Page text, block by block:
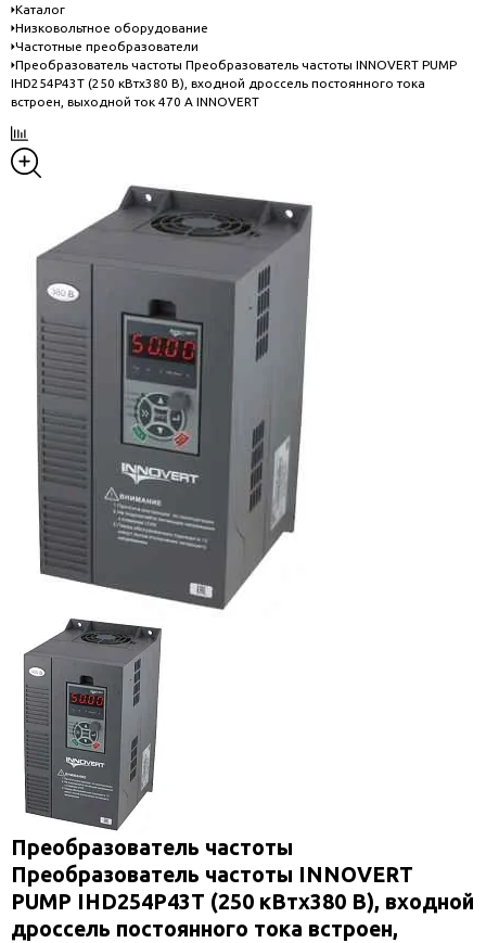
Каталог
Низковольтное оборудование
Частотные преобразователи
Преобразователь частоты Преобразователь частоты INNOVERT PUMP
IHD254P43T (250 кВтx380 В), входной дроссель постоянного тока
встроен, выходной ток 470 А INNOVERT
Преобразователь частоты
Преобразователь частоты INNOVERT
PUMP IHD254P43T (250 кВтx380 В), входной
дроссель постоянного тока встроен,